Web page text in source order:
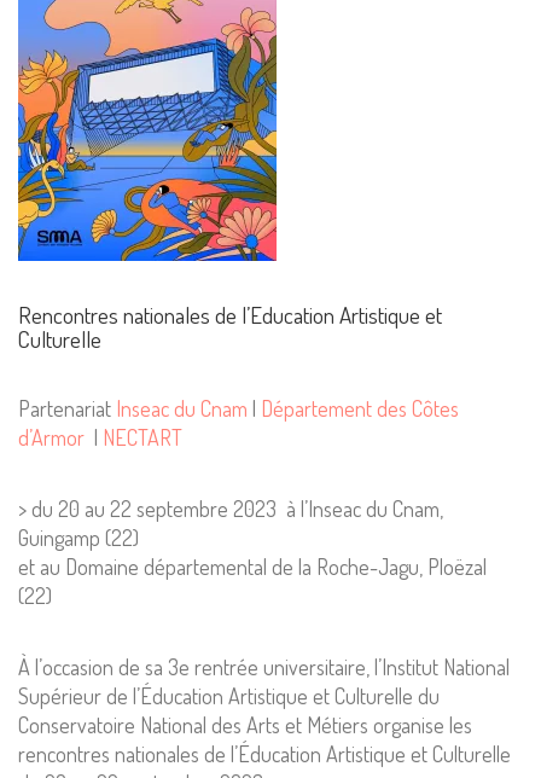
Rencontres nationales de l’Education Artistique et
Culturelle
Partenariat Inseac du Cnam | Département des Côtes
d’Armor | NECTART
> du 20 au 22 septembre 2023 à l’Inseac du Cnam,
Guingamp (22)
et au Domaine départemental de la Roche-Jagu, Ploëzal
(22)
À l’occasion de sa 3e rentrée universitaire, l’Institut National
Supérieur de l’Éducation Artistique et Culturelle du
Conservatoire National des Arts et Métiers organise les
rencontres nationales de l’Éducation Artistique et Culturelle